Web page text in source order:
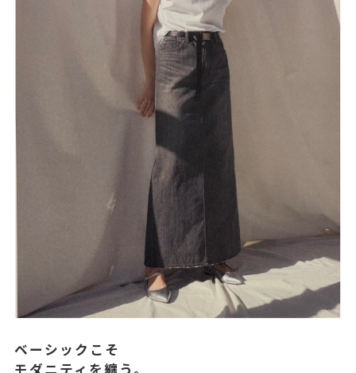
ベーシックこそ